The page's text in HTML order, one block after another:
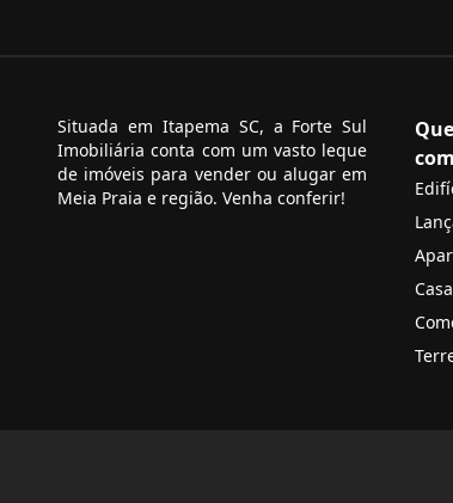
Situada em Itapema SC, a Forte Sul
Imobiliária conta com um vasto leque
de imóveis para vender ou alugar em
Meia Praia e região. Venha conferir!